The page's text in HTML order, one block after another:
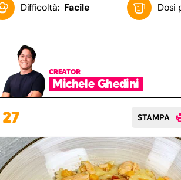
Difficoltà: Facile Dosi
CREATOR
Michele Ghedini
27 STAMPA